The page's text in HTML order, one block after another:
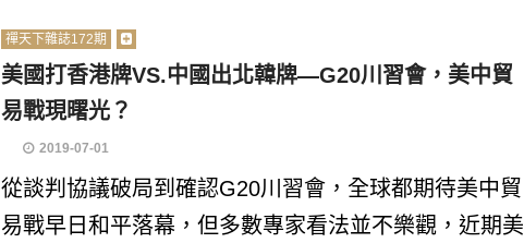
禪天下雜誌172期
美國打香港牌VS.中國出北韓牌—G20川習會，美中貿
易戰現曙光？
2019-07-01
從談判協議破局到確認G20川習會，全球都期待美中貿
易戰早日和平落幕，但多數專家看法並不樂觀，近期美